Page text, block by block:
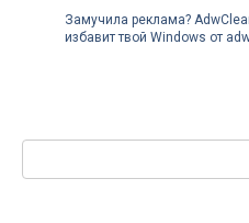
Замучила реклама?
избавит твой Windows от